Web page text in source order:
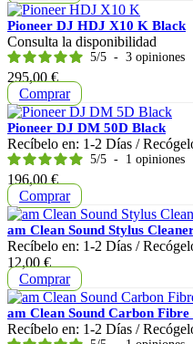
Pioneer DJ HDJ X10 K Black
Consulta la disponibilidad
5/5 - 3 opiniones
Precio
295,00 €
Comprar
Pioneer DJ DM 50D Black
Recíbelo en: 1-2 Días /
5/5 - 1 opiniones
Precio
196,00 €
Comprar
am Clean Sound Stylus
Recíbelo en: 1-2 Días /
Precio
12,00 €
Comprar
am Clean Sound Carbon
Recíbelo en: 1-2 Días /